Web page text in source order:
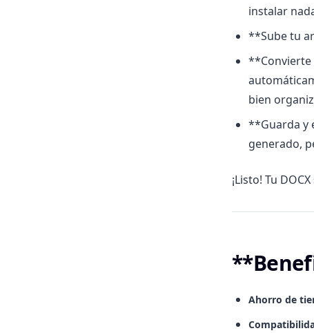
instalar
**Sube tu
**Convierte
bien
**Guarda y
generado,
¡Listo! Tu
Ahorro de